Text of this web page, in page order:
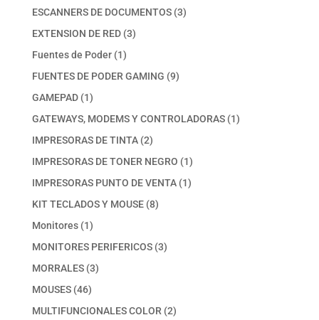
productos
ESCANNERS DE DOCUMENTOS 33
EXTENSION DE RED 33
Fuentes de Poder 11
producto
FUENTES DE PODER GAMING 99
GAMEPAD 11
producto
GATEWAYS, MODEMS Y CONTROLADORAS 11
IMPRESORAS DE TINTA 22
productos
IMPRESORAS DE TONER NEGRO 11
producto
IMPRESORAS PUNTO DE VENTA 11
KIT TECLADOS Y MOUSE 88
Monitores 11
producto
MONITORES PERIFERICOS 33
MORRALES 33
MOUSES 4646
productos
MULTIFUNCIONALES COLOR 22